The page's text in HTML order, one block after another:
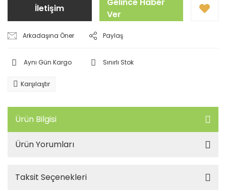
İletişim
Ver
Arkadaşına Öner Paylaş
Aynı Gün Kargo Sınırlı Stok
Karşılaştır
Ürün Bilgisi
Ürün Yorumları
Taksit Seçenekleri